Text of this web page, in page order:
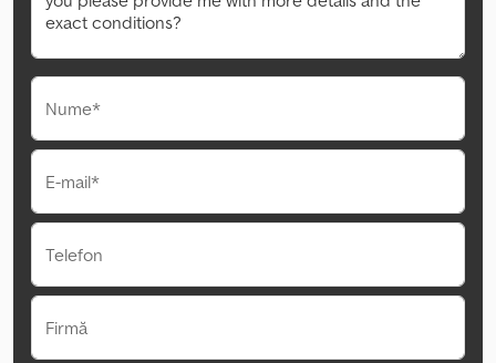
Nume*
E-mail*
Telefon
Firmă